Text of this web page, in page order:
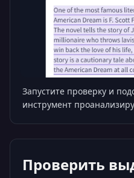
Запустите проверку и
инструмент
Проверить